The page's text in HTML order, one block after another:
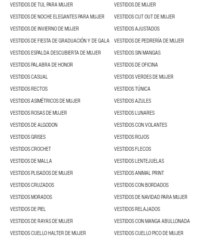
VESTIDOS DE TUL PARA MUJER
VESTIDOS DE MUJER
VESTIDOS DE NOCHE ELEGANTES PARA MUJER
VESTIDOS CUT OUT DE MUJER
VESTIDOS DE INVIERNO DE MUJER
VESTIDOS AJUSTADOS
VESTIDOS DE FIESTA DE GRADUACIÓN Y DE GALA VESTIDOS DE PEDRERÍA DE MUJER
VESTIDOS ESPALDA DESCUBIERTA DE MUJER
VESTIDOS SIN MANGAS
VESTIDOS PALABRA DE HONOR
VESTIDOS DE OFICINA
VESTIDOS CASUAL
VESTIDOS VERDES DE MUJER
VESTIDOS RECTOS
VESTIDOS TÚNICA
VESTIDOS ASIMÉTRICOS DE MUJER
VESTIDOS AZULES
VESTIDOS ROSAS DE MUJER
VESTIDOS LUNARES
VESTIDOS DE ALGODON
VESTIDOS CON VOLANTES
VESTIDOS GRISES
VESTIDOS ROJOS
VESTIDOS CROCHET
VESTIDOS FLECOS
VESTIDOS DE MALLA
VESTIDOS LENTEJUELAS
VESTIDOS PLISADOS DE MUJER
VESTIDOS ANIMAL PRINT
VESTIDOS CRUZADOS
VESTIDOS CON BORDADOS
VESTIDOS MORADOS
VESTIDOS DE NAVIDAD PARA MUJER
VESTIDOS DE PIEL
VESTIDOS RELAJADOS
VESTIDOS DE RAYAS DE MUJER
VESTIDOS CON MANGA ABULLONADA
VESTIDOS CUELLO HALTER DE MUJER
VESTIDOS CUELLO PICO DE MUJER